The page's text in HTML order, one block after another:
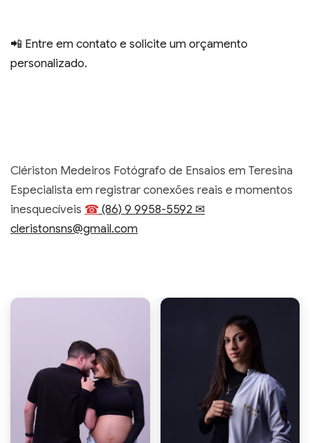
📲 Entre em contato e solicite um orçamento
personalizado.
Clériston Medeiros Fotógrafo de Ensaios em Teresina
Especialista em registrar conexões reais e momentos
inesquecíveis ☎ (86) 9 9958-5592 ✉
cleristonsns@gmail.com